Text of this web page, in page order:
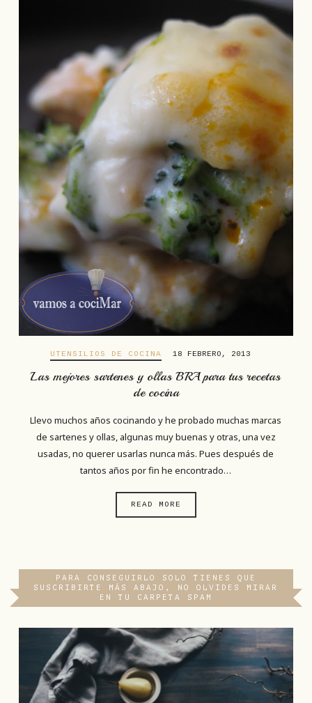
UTENSILIOS DE COCINA 18 FEBRERO, 2013
Las mejores sartenes y ollas BRA para tus recetas
de cocina
Llevo muchos años cocinando y he probado muchas marcas
de sartenes y ollas, algunas muy buenas y otras, una vez
usadas, no querer usarlas nunca más. Pues después de
tantos años por fin he encontrado…
READ MORE
PARA CONSEGUIRLO SOLO TIENES QUE
SUSCRIBIRTE MÁS ABAJO, NO OLVIDES MIRAR
EN TU CARPETA SPAM